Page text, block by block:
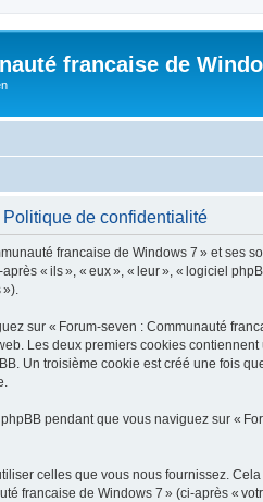
francaise de
de confidentialité
francaise de Windows 7 » et ses
« ils », « eux », « leur », « logiciel
sur « Forum-seven : Communauté
Les deux premiers cookies
Un troisième cookie est créé une fois
pendant que vous naviguez sur «
celles que vous nous fournissez.
francaise de Windows 7 » (ci-après «